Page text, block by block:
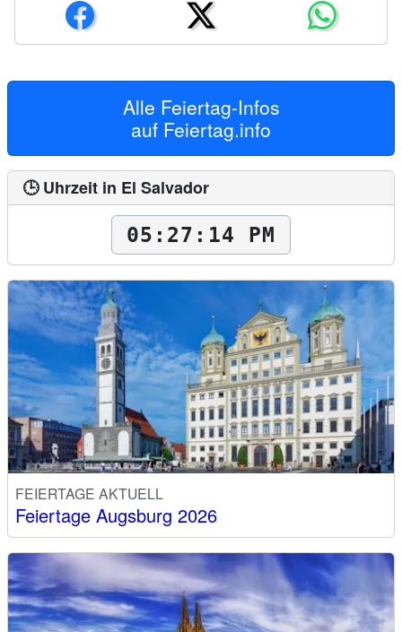
Alle Feiertag-Infos
auf Feiertag.info
🕒 Uhrzeit in El Salvador
05:27:15 PM
FEIERTAGE AKTUELL
Feiertage Augsburg 2026